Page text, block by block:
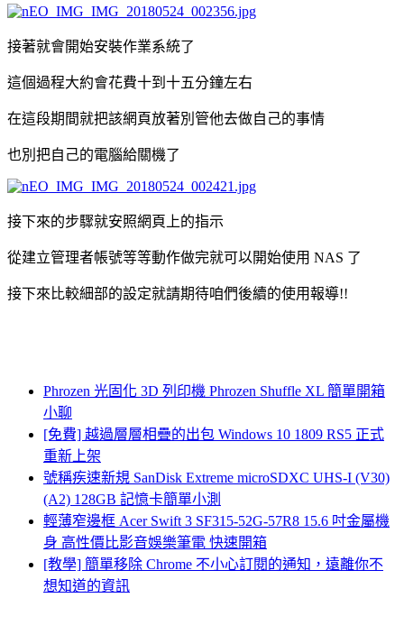
接著就會開始安裝作業系統了
這個過程大約會花費十到十五分鐘左右
在這段期間就把該網頁放著別管他去做自己的事情
也別把自己的電腦給關機了
接下來的步驟就安照網頁上的指示
從建立管理者帳號等等動作做完就可以開始使用 NAS 了
接下來比較細部的設定就請期待咱們後續的使用報導!!
Phrozen 光固化 3D 列印機 Phrozen Shuffle XL 簡單開箱
小聊
[免費] 越過層層相疊的出包 Windows 10 1809 RS5 正式
重新上架
號稱疾速新規 SanDisk Extreme microSDXC UHS-I (V30)
(A2) 128GB 記憶卡簡單小測
輕薄窄邊框 Acer Swift 3 SF315-52G-57R8 15.6 吋金屬機
身 高性價比影音娛樂筆電 快速開箱
[教學] 簡單移除 Chrome 不小心訂閱的通知，遠離你不
想知道的資訊